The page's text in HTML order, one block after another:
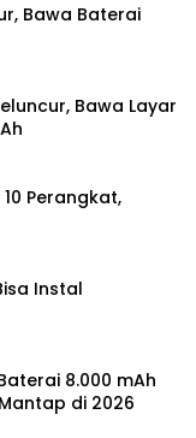
Bawa Baterai
Bawa Layar
Perangkat,
Instal
8.000 mAh
di 2026